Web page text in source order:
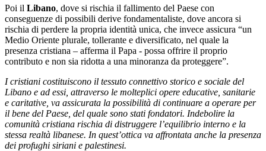
Poi il Libano, dove si rischia il fallimento del Paese con
conseguenze di possibili derive fondamentaliste, dove ancora si
rischia di perdere la propria identità unica, che invece assicura “un
Medio Oriente plurale, tollerante e diversificato, nel quale la
presenza cristiana – afferma il Papa - possa offrire il proprio
contributo e non sia ridotta a una minoranza da proteggere”.
I cristiani costituiscono il tessuto connettivo storico e sociale del
Libano e ad essi, attraverso le molteplici opere educative, sanitarie
e caritative, va assicurata la possibilità di continuare a operare per
il bene del Paese, del quale sono stati fondatori. Indebolire la
comunità cristiana rischia di distruggere l’equilibrio interno e la
stessa realtà libanese. In quest’ottica va affrontata anche la presenza
dei profughi siriani e palestinesi.